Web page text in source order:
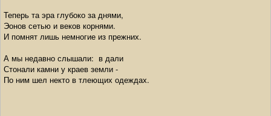
Теперь та эра глубоко за днями,
Эонов сетью и веков корнями.
И помнят лишь немногие из прежних.
А мы недавно слышали: в дали
Стонали камни у краев земли -
По ним шел некто в тлеющих одеждах.